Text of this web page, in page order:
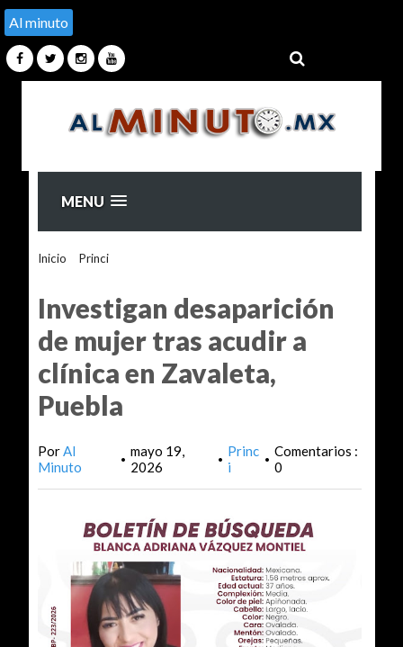
Al minuto
MENU
Inicio Princi>
Investigan desaparición
de mujer tras acudir a
clínica en Zavaleta,
Puebla
PorAl
Minuto
• mayo 19,
2026
• Princ
i
• Comentarios :
0